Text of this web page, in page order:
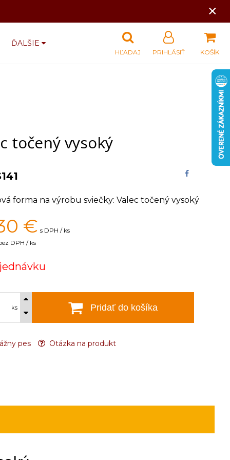
×
ĎALŠIE
KOŠÍK
PRIHLÁSIŤ
HĽADAJ
točený vysoký
forma na výrobu sviečky: Valec točený vysoký
€ s DPH / ks
DPH / ks
ks Pridať do košíka
pes Otázka na produkt